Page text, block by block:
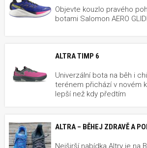
Objevte kouzlo pravého
botami Salomon AERO
ALTRA TIMP 6
Univerzální bota na běh i
terénem přichází v novém
lepší než kdy předtím
ALTRA – BĚHEJ ZDRAVĚ A
Nejširší nabídka Altry je na